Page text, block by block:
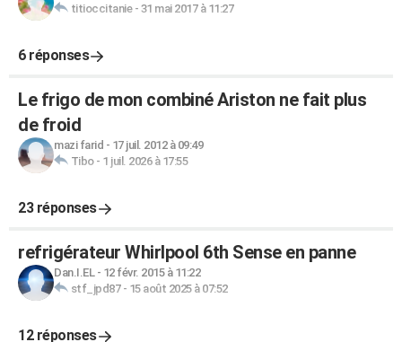
titioccitanie- 31 mai 2017 à 11:27
6 réponses
Le frigo de mon combiné Ariston ne fait plus
de froid
mazi farid - 17 juil. 2012 à 09:49
Tibo- 1 juil. 2026 à 17:55
23 réponses
refrigérateur Whirlpool 6th Sense en panne
Dan.I.EL- 12 févr. 2015 à 11:22
stf_jpd87- 15 août 2025 à 07:52
12 réponses